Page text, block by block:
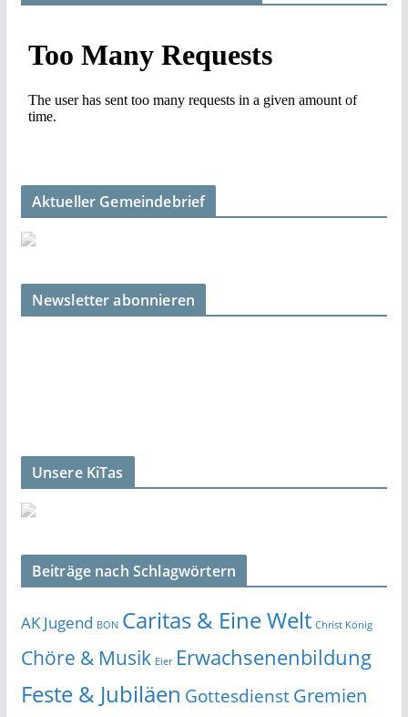
Aktueller Gemeindebrief
Newsletter abonnieren
Unsere KiTas
Beiträge nach Schlagwörtern
AK Jugend BON Caritas & Eine Welt Christ König
Chöre & Musik Eier Erwachsenenbildung
Feste & Jubiläen GottesdienstGremien